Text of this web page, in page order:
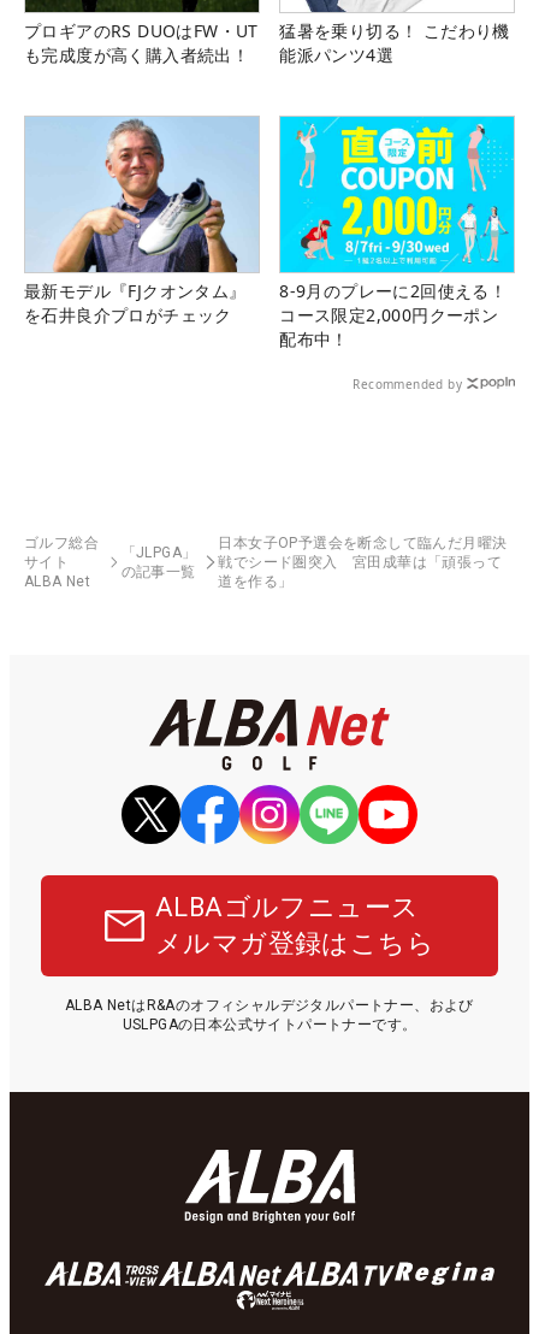
プロギアのRS DUOはFW・UT
も完成度が高く購入者続出！
猛暑を乗り切る！ こだわり機
能派パンツ4選
最新モデル『FJクオンタム』
を石井良介プロがチェック
8-9月のプレーに2回使える！
コース限定2,000円クーポン
配布中！
Recommended by
ゴルフ総合
サイト
ALBA Net
「JLPGA」
の記事一覧
日本女子OP予選会を断念して臨んだ月曜決
戦でシード圏突入 宮田成華は「頑張って
道を作る」
ALBAゴルフニュース
メルマガ登録はこちら
ALBA NetはR&Aのオフィシャルデジタルパートナー、および
USLPGAの日本公式サイトパートナーです。